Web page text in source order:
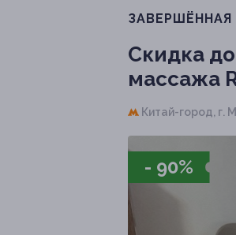
ЗАВЕРШЁННАЯ
Скидка до
массажа
Китай-город, г.
- 90%